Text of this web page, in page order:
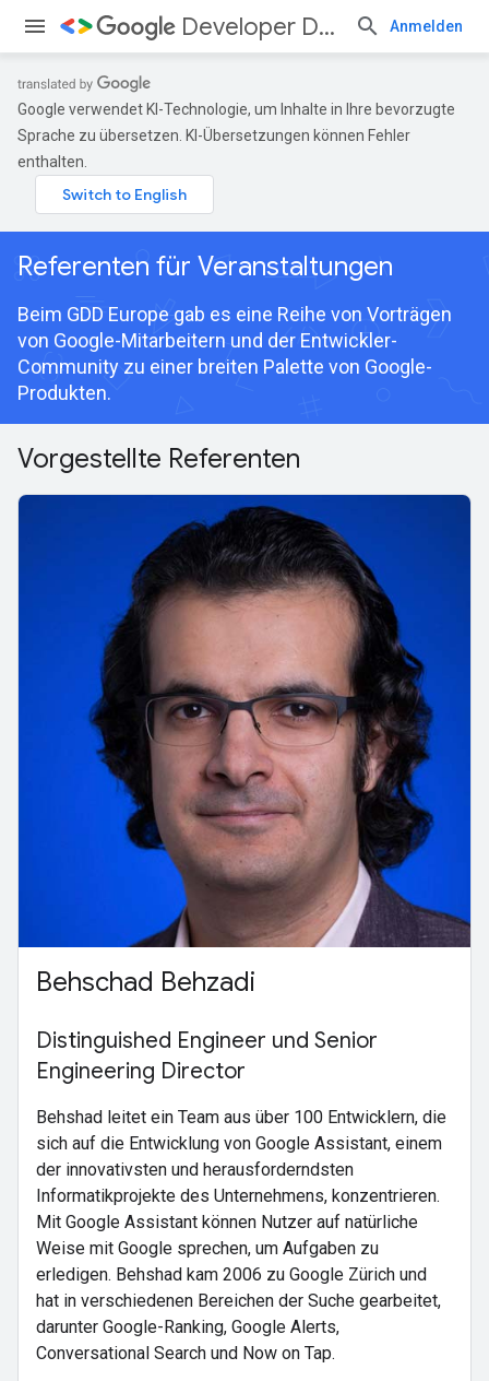
Developer Days Anmelden
Google verwendet KI-Technologie, um Inhalte in Ihre bevorzugte
Sprache zu übersetzen. KI-Übersetzungen können Fehler
enthalten.
Referenten für Veranstaltungen
Beim GDD Europe gab es eine Reihe von Vorträgen
von Google-Mitarbeitern und der Entwickler-
Community zu einer breiten Palette von Google-
Produkten.
Vorgestellte Referenten
Behschad Behzadi
Distinguished Engineer und Senior
Engineering Director
Behshad leitet ein Team aus über 100 Entwicklern, die
sich auf die Entwicklung von Google Assistant, einem
der innovativsten und herausforderndsten
Informatikprojekte des Unternehmens, konzentrieren.
Mit Google Assistant können Nutzer auf natürliche
Weise mit Google sprechen, um Aufgaben zu
erledigen. Behshad kam 2006 zu Google Zürich und
hat in verschiedenen Bereichen der Suche gearbeitet,
darunter Google-Ranking, Google Alerts,
Conversational Search und Now on Tap.